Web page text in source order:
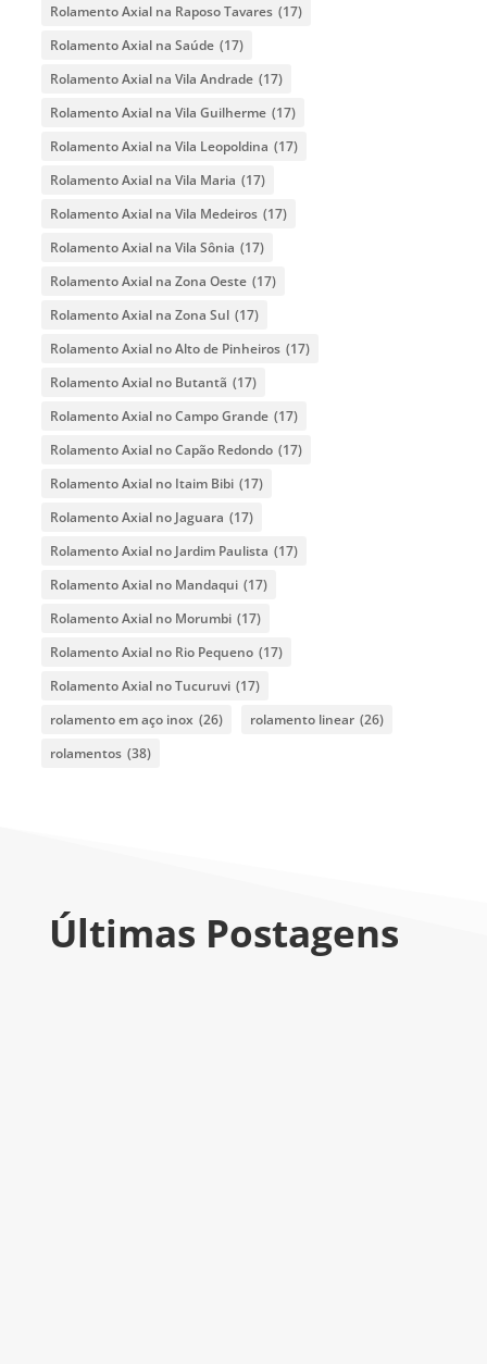
Rolamento Axial na Raposo Tavares (17)
Rolamento Axial na Saúde (17)
Rolamento Axial na Vila Andrade (17)
Rolamento Axial na Vila Guilherme (17)
Rolamento Axial na Vila Leopoldina (17)
Rolamento Axial na Vila Maria (17)
Rolamento Axial na Vila Medeiros (17)
Rolamento Axial na Vila Sônia (17)
Rolamento Axial na Zona Oeste (17)
Rolamento Axial na Zona Sul (17)
Rolamento Axial no Alto de Pinheiros (17)
Rolamento Axial no Butantã (17)
Rolamento Axial no Campo Grande (17)
Rolamento Axial no Capão Redondo (17)
Rolamento Axial no Itaim Bibi (17)
Rolamento Axial no Jaguara (17)
Rolamento Axial no Jardim Paulista (17)
Rolamento Axial no Mandaqui (17)
Rolamento Axial no Morumbi (17)
Rolamento Axial no Rio Pequeno (17)
Rolamento Axial no Tucuruvi (17)
rolamento em aço inox (26) rolamento linear (26)
rolamentos (38)
Últimas Postagens